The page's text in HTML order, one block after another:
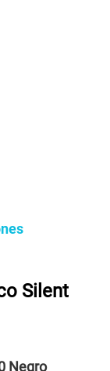
Silent
Negro